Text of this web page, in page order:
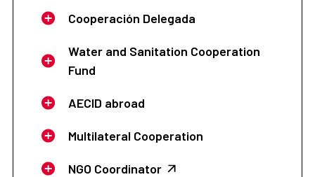
Cooperación Delegada
Water and Sanitation Cooperation
Fund
AECID abroad
Multilateral Cooperation
NGO Coordinator